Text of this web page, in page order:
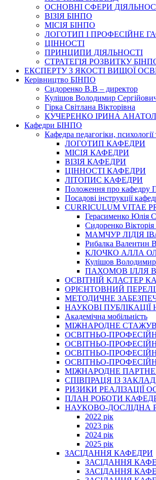
ОСНОВНІ СФЕРИ
ВІЗІЯ БІНПО
МІСІЯ БІНПО
ЛОГОТИП І ПРОФЕСІЙНЕ
ЦІННОСТІ
ПРИНЦИПИ ДІЯЛЬНОСТІ
СТРАТЕГІЯ РОЗВИТКУ
ЕКСПЕРТУ З ЯКОСТІ ВИЩОЇ
Керівництво БІНПО
Сидоренко В.В – директор
Кулішов Володимир
Гірка Світлана Вікторівна
КУЧЕРЕНКО ІРИНА
Кафедри БІНПО
Кафедра педагогіки,
ЛОГОТИП КАФЕДРИ
МІСІЯ КАФЕДРИ
ВІЗІЯ КАФЕДРИ
ЦІННОСТІ КАФЕДРИ
ЛІТОПИС КАФЕДРИ
Положення про кафедру
Посадові інструкції
CURRICULUM VITAE
Герасименко Юлія
Сидоренко Вікторія
МАМЧУР ЛІДІЯ
Рибалка Валентин
КЛОЧКО АЛЛА
Кулішов
ПАХОМОВ ІЛЛЯ
ОСВІТНІЙ КЛАСТЕР
ОРІЄНТОВНИЙ
МЕТОДИЧНЕ
НАУКОВІ
Академічна мобільність
МІЖНАРОДНЕ
ОСВІТНЬО-
ОСВІТНЬО-
ОСВІТНЬО-
ОСВІТНЬО-
МІЖНАРОДНЕ
СПІВПРАЦЯ ІЗ
РИЗИКИ РЕАЛІЗАЦІЇ
ПЛАН РОБОТИ
НАУКОВО-ДОСЛІДНА
2022 рік
2023 рік
2024 рік
2025 рік
ЗАСІДАННЯ КАФЕДРИ
ЗАСІДАННЯ
ЗАСІДАННЯ